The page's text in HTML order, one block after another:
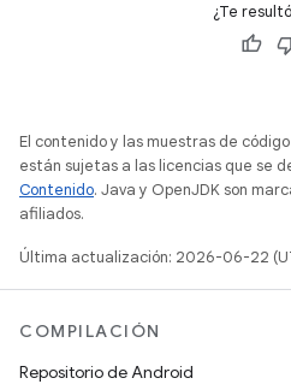
¿Te
El contenido y las muestras de
están sujetas a las licencias que se
Contenido. Java y OpenJDK son
afiliados.
Última actualización: 2026-06-22
COMPILACIÓN
Repositorio de Android